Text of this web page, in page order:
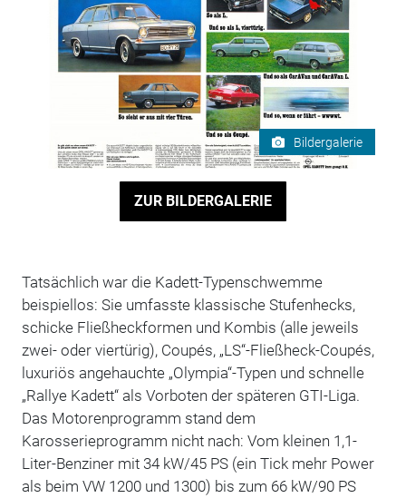
Bildergalerie
ZUR BILDERGALERIE
Tatsächlich war die Kadett-Typenschwemme
beispiellos: Sie umfasste klassische Stufenhecks,
schicke Fließheckformen und Kombis (alle jeweils
zwei- oder viertürig), Coupés, „LS“-Fließheck-Coupés,
luxuriös angehauchte „Olympia“-Typen und schnelle
„Rallye Kadett“ als Vorboten der späteren GTI-Liga.
Das Motorenprogramm stand dem
Karosserieprogramm nicht nach: Vom kleinen 1,1-
Liter-Benziner mit 34 kW/45 PS (ein Tick mehr Power
als beim VW 1200 und 1300) bis zum 66 kW/90 PS